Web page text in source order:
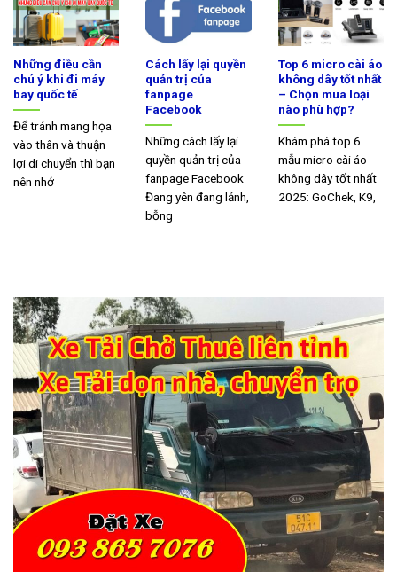
Những điều cần
chú ý khi đi máy
bay quốc tế
Để tránh mang họa
vào thân và thuận
lợi di chuyển thì bạn
nên nhớ
Cách lấy lại quyền
quản trị của
fanpage
Facebook
Những cách lấy lại
quyền quản trị của
fanpage Facebook
Đang yên đang lảnh,
bỗng
Top 6 micro cài áo
không dây tốt nhất
– Chọn mua loại
nào phù hợp?
Khám phá top 6
mẫu micro cài áo
không dây tốt nhất
2025: GoChek, K9,